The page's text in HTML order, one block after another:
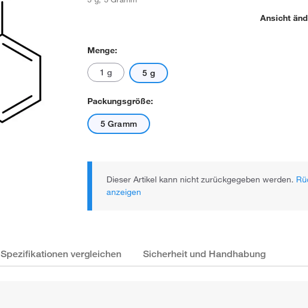
Ansicht
Menge:
1 g 5 g
Packungsgröße:
5 Gramm
Dieser Artikel kann nicht zurückgegeben werden.
anzeigen
Spezifikationen vergleichen Sicherheit und Handhabung